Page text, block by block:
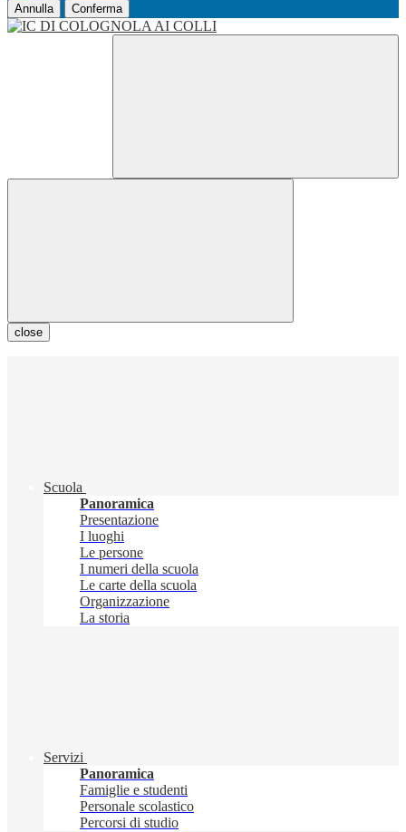
Annulla Conferma
close
Scuola
Panoramica
Presentazione
I luoghi
Le persone
I numeri della scuola
Le carte della scuola
Organizzazione
La storia
Servizi
Panoramica
Famiglie e studenti
Personale scolastico
Percorsi di studio